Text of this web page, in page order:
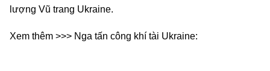
lượng Vũ trang Ukraine.
Xem thêm >>> Nga tấn công khí tài Ukraine: